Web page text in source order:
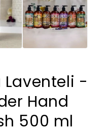
-
Hand
500 ml